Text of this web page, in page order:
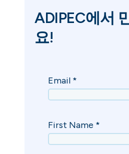
ADIPEC에서
요!